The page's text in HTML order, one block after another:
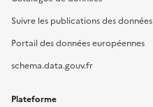
Suivre les publications des données
Portail des données européennes
schema.data.gouv.fr
Plateforme